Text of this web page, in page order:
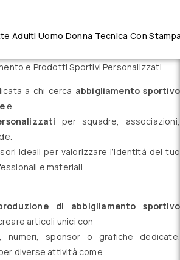
Adulti Uomo Donna Tecnica Con
e Prodotti Sportivi Personalizzati
a chi cerca abbigliamento sportivo
e
per squadre, associazioni,
ideali per valorizzare l’identità del tuo
e materiali
di abbigliamento sportivo
articoli unici con
numeri, sponsor o grafiche dedicate.
diverse attività come